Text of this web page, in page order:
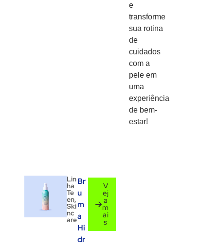
e
transforme
sua rotina
de
cuidados
com a
pele em
uma
experiência
de bem-
estar!
Lin
ha
Te
en,
Ski
nc
are
Br
u
m
a
Hi
dr
V
ej
a
m
ai
s